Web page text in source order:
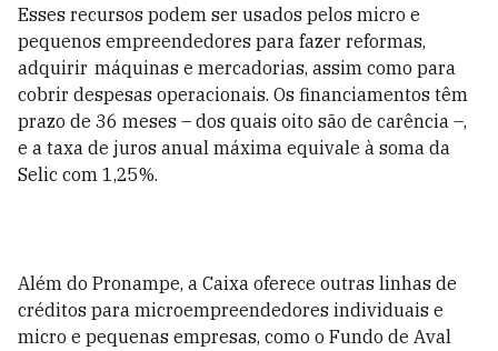
Esses recursos podem ser usados pelos micro e
pequenos empreendedores para fazer reformas,
adquirir máquinas e mercadorias, assim como para
cobrir despesas operacionais. Os financiamentos têm
prazo de 36 meses – dos quais oito são de carência –,
e a taxa de juros anual máxima equivale à soma da
Selic com 1,25%.
Além do Pronampe, a Caixa oferece outras linhas de
créditos para microempreendedores individuais e
micro e pequenas empresas, como o Fundo de Aval